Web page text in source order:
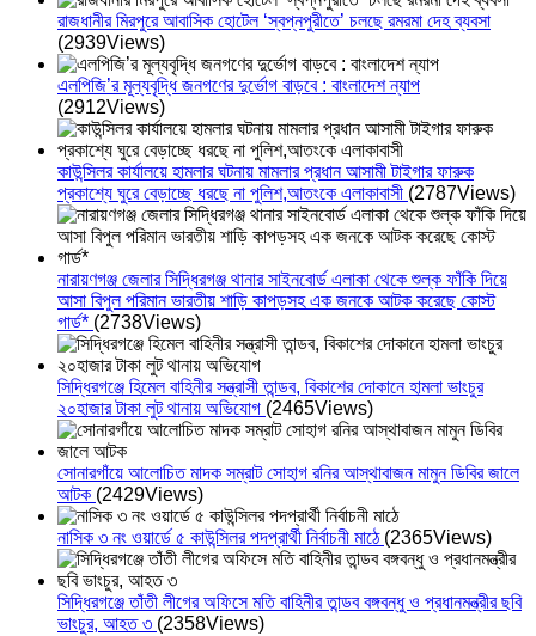
রাজধানীর মিরপুরে আবাসিক হোটেল ‘স্বপ্নপুরীতে’ চলছে রমরমা দেহ ব্যবসা
(2939Views)
এলপিজি’র মূল্যবৃদ্ধি জনগণের দুর্ভোগ বাড়বে : বাংলাদেশ ন্যাপ
(2912Views)
কাউন্সিলর কার্যালয়ে হামলার ঘটনায় মামলার প্রধান আসামী টাইগার ফারুক
প্রকাশ্যে ঘুরে বেড়াচ্ছে ধরছে না পুলিশ,আতংকে এলাকাবাসী (2787Views)
নারায়ণগঞ্জ জেলার সিদ্ধিরগঞ্জ থানার সাইনবোর্ড এলাকা থেকে শুল্ক ফাঁকি দিয়ে
আসা বিপুল পরিমান ভারতীয় শাড়ি কাপড়সহ এক জনকে আটক করেছে কোস্ট
গার্ড* (2738Views)
সিদ্ধিরগঞ্জে হিমেল বাহিনীর সন্ত্রাসী তান্ডব, বিকাশের দোকানে হামলা ভাংচুর
২০হাজার টাকা লুট থানায় অভিযোগ (2465Views)
সোনারগাঁয়ে আলোচিত মাদক সম্রাট সোহাগ রনির আস্থাবাজন মামুন ডিবির জালে
আটক (2429Views)
নাসিক ৩ নং ওয়ার্ডে ৫ কাউন্সিলর পদপ্রার্থী নির্বাচনী মাঠে (2365Views)
সিদ্ধিরগঞ্জে তাঁতী লীগের অফিসে মতি বাহিনীর তান্ডব বঙ্গবন্ধু ও প্রধানমন্ত্রীর ছবি
ভাংচুর, আহত ৩ (2358Views)